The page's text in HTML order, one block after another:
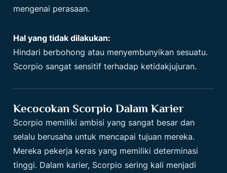
mengenai perasaan.
Hal yang tidak dilakukan:
Hindari berbohong atau menyembunyikan sesuatu.
Scorpio sangat sensitif terhadap ketidakjujuran.
Kecocokan Scorpio Dalam Karier
Scorpio memiliki ambisi yang sangat besar dan
selalu berusaha untuk mencapai tujuan mereka.
Mereka pekerja keras yang memiliki determinasi
tinggi. Dalam karier, Scorpio sering kali menjadi